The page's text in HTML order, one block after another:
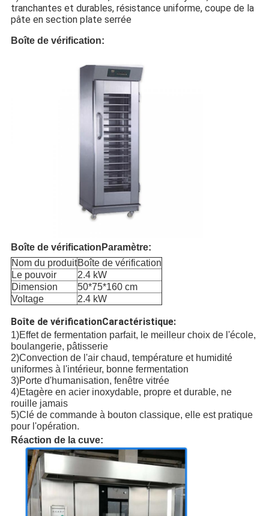
tranchantes et durables, résistance uniforme, coupe de la
pâte en section plate serrée
Boîte de vérification:
Boîte de vérification Paramètre:
Nom du produitBoîte de vérification
Le pouvoir
2.4 kW
Dimension
50*75*160 cm
Voltage
2.4 kW
Boîte de vérificationCaractéristique:
1)Effet de fermentation parfait, le meilleur choix de l'école,
boulangerie, pâtisserie
2)Convection de l'air chaud, température et humidité
uniformes à l'intérieur, bonne fermentation
3)Porte d'humanisation, fenêtre vitrée
4)Etagère en acier inoxydable, propre et durable, ne
rouille jamais
5)Clé de commande à bouton classique, elle est pratique
pour l'opération.
Réaction de la cuve: